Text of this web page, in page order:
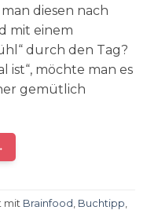
diesen nach
mit einem
durch den Tag?
ist“, möchte man es
gemütlich
mit Brainfood Buchtipp